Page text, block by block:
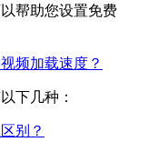
帮助您设置免费
频加载速度？
下几种：
别？